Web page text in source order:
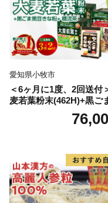
愛知県小牧市
＜6ヶ月に1度、2回送付
麦若葉粉末(462H)+黒ご
豆きな粉+ 糖流茶 山本